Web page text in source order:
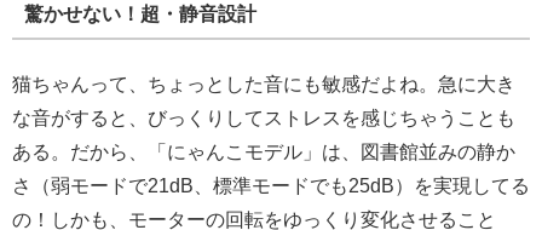
驚かせない！超・静音設計
猫ちゃんって、ちょっとした音にも敏感だよね。急に大き
な音がすると、びっくりしてストレスを感じちゃうことも
ある。だから、「にゃんこモデル」は、図書館並みの静か
さ（弱モードで21dB、標準モードでも25dB）を実現してる
の！しかも、モーターの回転をゆっくり変化させること